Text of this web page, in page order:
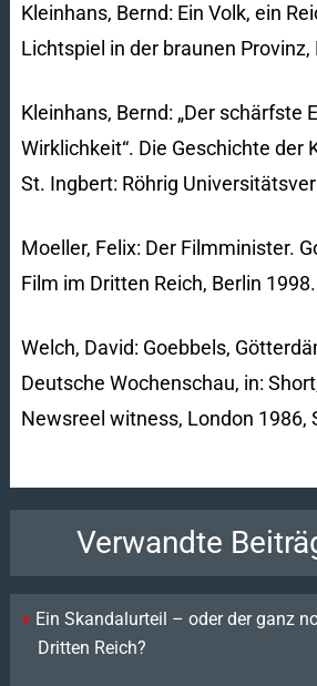
Kleinhans, Bernd: Ein Volk, ein
Lichtspiel in der braunen Provinz,
Kleinhans, Bernd: „Der schärfste
Wirklichkeit“. Die Geschichte der
St. Ingbert: Röhrig
Moeller, Felix: Der Filmminister.
Film im Dritten Reich, Berlin 1998.
Welch, David: Goebbels,
Deutsche Wochenschau, in:
Newsreel witness, London 1986,
Verwandte
Ein Skandalurteil – oder der ganz
Dritten Reich?